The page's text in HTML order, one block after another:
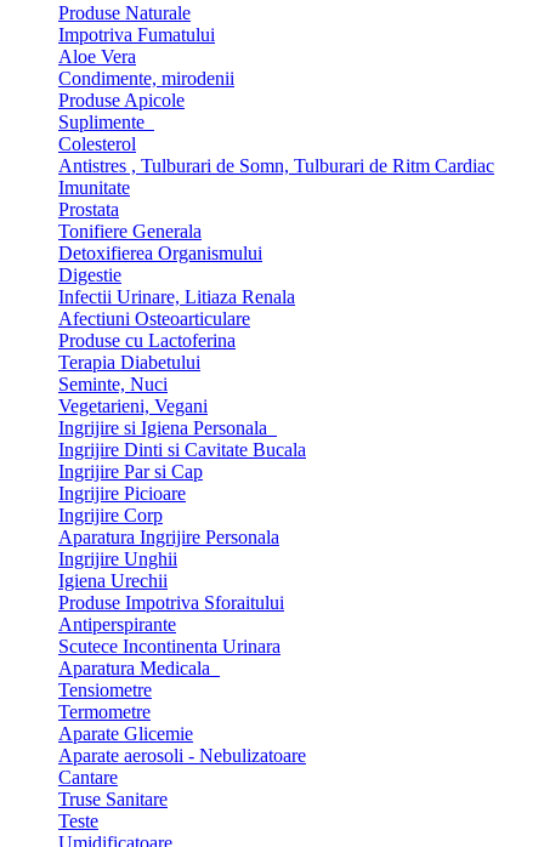
Produse Naturale
Impotriva Fumatului
Aloe Vera
Condimente, mirodenii
Produse Apicole
Suplimente
Colesterol
Antistres , Tulburari de Somn, Tulburari de Ritm Cardiac
Imunitate
Prostata
Tonifiere Generala
Detoxifierea Organismului
Digestie
Infectii Urinare, Litiaza Renala
Afectiuni Osteoarticulare
Produse cu Lactoferina
Terapia Diabetului
Seminte, Nuci
Vegetarieni, Vegani
Ingrijire si Igiena Personala
Ingrijire Dinti si Cavitate Bucala
Ingrijire Par si Cap
Ingrijire Picioare
Ingrijire Corp
Aparatura Ingrijire Personala
Ingrijire Unghii
Igiena Urechii
Produse Impotriva Sforaitului
Antiperspirante
Scutece Incontinenta Urinara
Aparatura Medicala
Tensiometre
Termometre
Aparate Glicemie
Aparate aerosoli - Nebulizatoare
Cantare
Truse Sanitare
Teste
Umidificatoare